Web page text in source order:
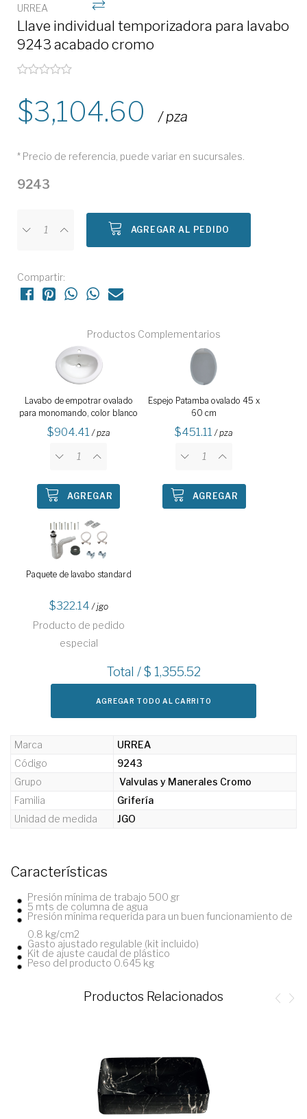
URREA
Llave individual temporizadora para lavabo
9243 acabado cromo
3,104.60 / pza
* Precio de referencia, puede variar en sucursales.
9243
AGREGAR AL PEDIDO
Compartir:
Productos Complementarios
Lavabo de empotrar ovalado
para monomando, color blanco
904.41 / pza
AGREGAR
Espejo Patamba ovalado 45 x
60 cm
451.11 / pza
AGREGAR
Paquete de lavabo standard
322.14 / jgo
Producto de pedido
especial
Total / $ 1,355.52
AGREGAR TODO AL CARRITO
Marca
URREA
Código
9243
Grupo
Valvulas y Manerales Cromo
Familia
Grifería
Unidad de medida
JGO
Características
Presión mínima de trabajo 500 gr
5 mts de columna de agua
Presión mínima requerida para un buen funcionamiento de
0.8 kg/cm2
Gasto ajustado regulable (kit incluido)
Kit de ajuste caudal de plástico
Peso del producto 0.645 kg
Productos Relacionados